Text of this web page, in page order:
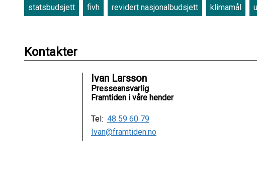
statsbudsjett fivh revidert nasjonalbudsjett klimamål
Kontakter
Ivan Larsson
Presseansvarlig
Framtiden i våre hender
Tel: 48 59 60 79
Ivan@framtiden.no